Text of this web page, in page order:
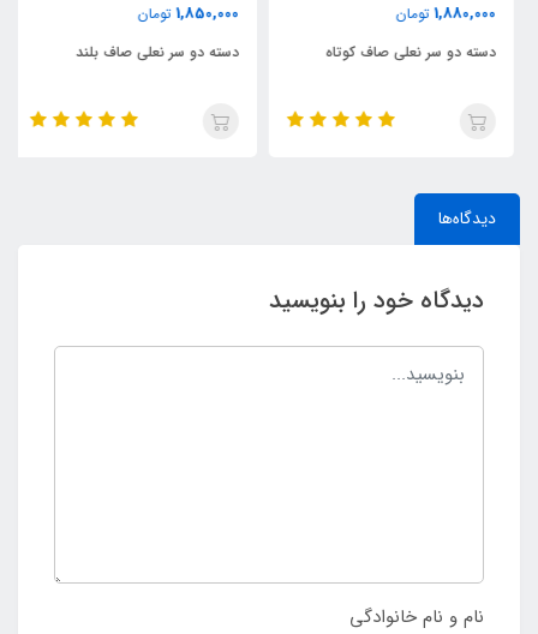
1,880,000 تومان
دسته دو سر نعلی صاف کوتاه
1,850,000 تومان
دسته دو سر نعلی صاف بلند
دیدگاه‌ها
دیدگاه خود را بنویسید
نام و نام خانوادگی